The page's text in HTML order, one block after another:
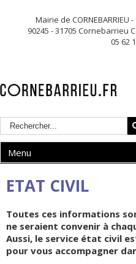
Mairie de
90245 - 31705 Cornebarrieu
05 62
Menu
ETAT CIVIL
Toutes ces informations
ne seraient convenir à
Aussi, le service état civil
pour vous accompagner